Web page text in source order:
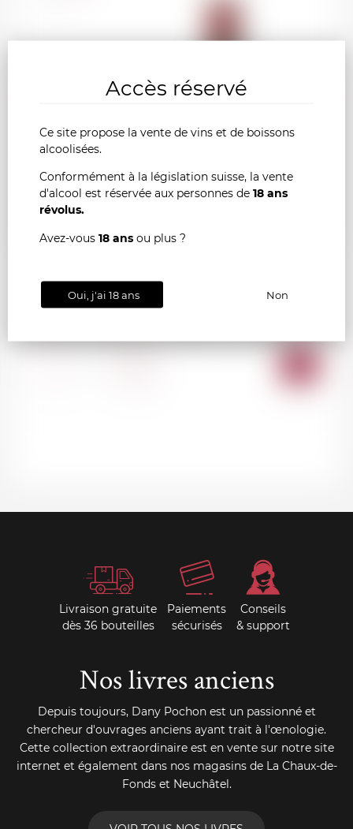
CHF 230.00
AU
Livraison gratuite
dès 36 bouteilles
Paiements
sécurisés
Conseils
& support
Nos livres anciens
Depuis toujours, Dany Pochon est un passionné et
chercheur d'ouvrages anciens ayant trait à l'œnologie.
Cette collection extraordinaire est en vente sur notre site
internet et également dans nos magasins de La Chaux-de-
Fonds et Neuchâtel.
Accès réservé
Ce site propose la vente de vins et de boissons
alcoolisées.
Conformément à la législation suisse, la vente
d'alcool est réservée aux personnes de 18 ans
révolus.
Avez-vous 18 ans ou plus ?
Oui, j'ai 18 ans Non